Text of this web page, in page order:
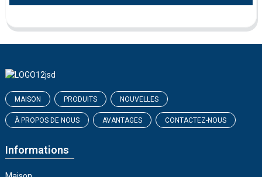
MAISON PRODUITS NOUVELLES
À PROPOS DE NOUS AVANTAGES CONTACTEZ-NOUS
Informations